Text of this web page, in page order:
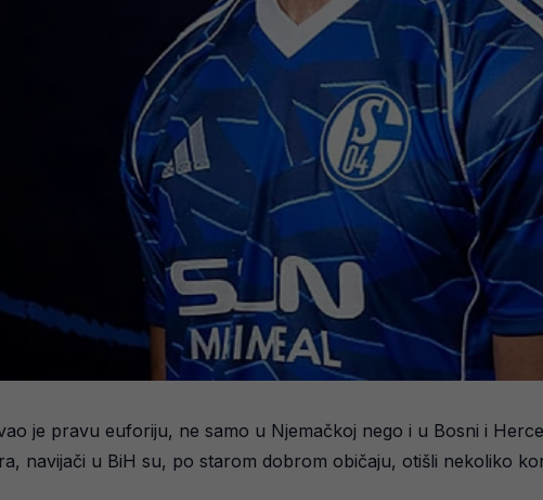
je pravu euforiju, ne samo u Njemačkoj nego i u Bosni i
navijači u BiH su, po starom dobrom običaju, otišli nekoliko